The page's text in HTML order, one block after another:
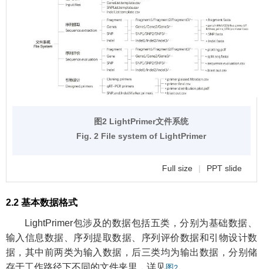
图2 LightPrimer文件系统
Fig. 2 File system of LightPrimer
Full size | PPT slide
2.2 基本数据格式
LightPrimer包涉及的数据包括五类，分别为基础数据、
输入信息数据、序列提取数据、序列评价数据和引物设计数
据，其中前两类为输入数据，后三类均为输出数据，分别储
存于工作路径下不同的文件夹里，详见
。